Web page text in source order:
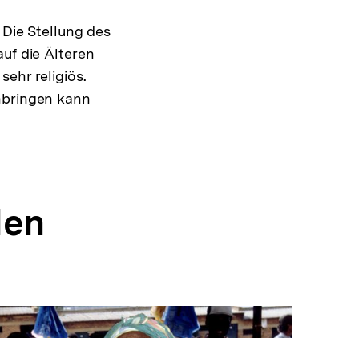
Stellung des
die Älteren
religiös.
kann